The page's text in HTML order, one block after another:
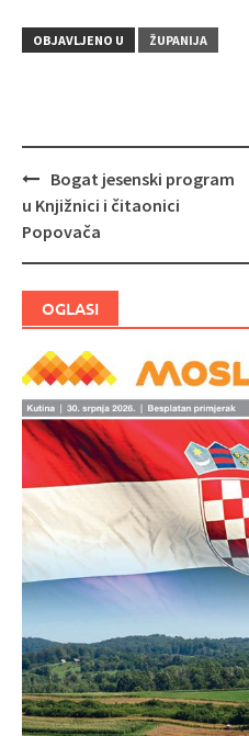
OBJAVLJENO U ŽUPANIJA
Navigacija
objava
Bogat jesenski program
u Knjižnici i čitaonici
Popovača
OGLASI